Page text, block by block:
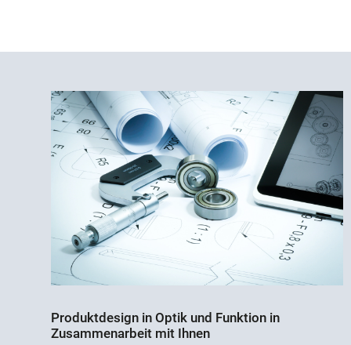
Produktdesign in Optik und Funktion in
Zusammenarbeit mit Ihnen